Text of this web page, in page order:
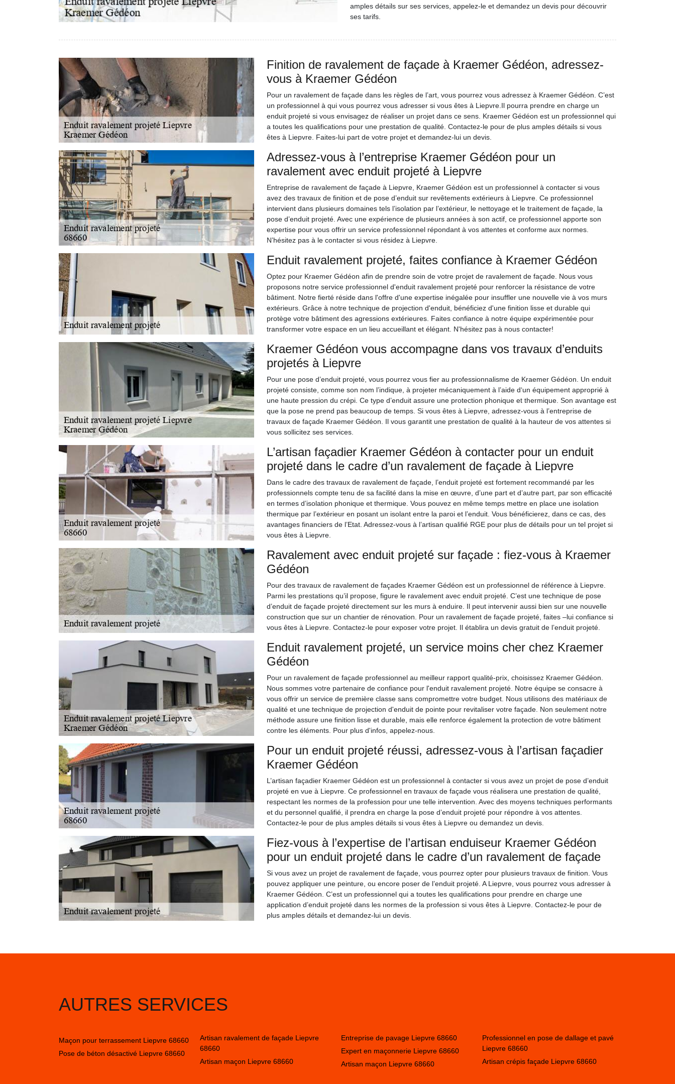
amples détails sur ses services, appelez-le et demandez un devis pour découvrir
ses tarifs.
Finition de ravalement de façade à Kraemer Gédéon, adressez-
vous à Kraemer Gédéon
Pour un ravalement de façade dans les règles de l’art, vous pourrez vous adressez à Kraemer Gédéon. C’est
un professionnel à qui vous pourrez vous adresser si vous êtes à Liepvre.Il pourra prendre en charge un
enduit projeté si vous envisagez de réaliser un projet dans ce sens. Kraemer Gédéon est un professionnel qui
a toutes les qualifications pour une prestation de qualité. Contactez-le pour de plus amples détails si vous
êtes à Liepvre. Faites-lui part de votre projet et demandez-lui un devis.
Adressez-vous à l’entreprise Kraemer Gédéon pour un
ravalement avec enduit projeté à Liepvre
Entreprise de ravalement de façade à Liepvre, Kraemer Gédéon est un professionnel à contacter si vous
avez des travaux de finition et de pose d’enduit sur revêtements extérieurs à Liepvre. Ce professionnel
intervient dans plusieurs domaines tels l’isolation par l’extérieur, le nettoyage et le traitement de façade, la
pose d’enduit projeté. Avec une expérience de plusieurs années à son actif, ce professionnel apporte son
expertise pour vous offrir un service professionnel répondant à vos attentes et conforme aux normes.
N’hésitez pas à le contacter si vous résidez à Liepvre.
Enduit ravalement projeté, faites confiance à Kraemer Gédéon
Optez pour Kraemer Gédéon afin de prendre soin de votre projet de ravalement de façade. Nous vous
proposons notre service professionnel d'enduit ravalement projeté pour renforcer la résistance de votre
bâtiment. Notre fierté réside dans l'offre d'une expertise inégalée pour insuffler une nouvelle vie à vos murs
extérieurs. Grâce à notre technique de projection d'enduit, bénéficiez d'une finition lisse et durable qui
protège votre bâtiment des agressions extérieures. Faites confiance à notre équipe expérimentée pour
transformer votre espace en un lieu accueillant et élégant. N'hésitez pas à nous contacter!
Kraemer Gédéon vous accompagne dans vos travaux d’enduits
projetés à Liepvre
Pour une pose d’enduit projeté, vous pourrez vous fier au professionnalisme de Kraemer Gédéon. Un enduit
projeté consiste, comme son nom l’indique, à projeter mécaniquement à l’aide d‘un équipement approprié à
une haute pression du crépi. Ce type d’enduit assure une protection phonique et thermique. Son avantage est
que la pose ne prend pas beaucoup de temps. Si vous êtes à Liepvre, adressez-vous à l’entreprise de
travaux de façade Kraemer Gédéon. Il vous garantit une prestation de qualité à la hauteur de vos attentes si
vous sollicitez ses services.
L’artisan façadier Kraemer Gédéon à contacter pour un enduit
projeté dans le cadre d’un ravalement de façade à Liepvre
Dans le cadre des travaux de ravalement de façade, l’enduit projeté est fortement recommandé par les
professionnels compte tenu de sa facilité dans la mise en œuvre, d’une part et d’autre part, par son efficacité
en termes d’isolation phonique et thermique. Vous pouvez en même temps mettre en place une isolation
thermique par l’extérieur en posant un isolant entre la paroi et l’enduit. Vous bénéficierez, dans ce cas, des
avantages financiers de l’Etat. Adressez-vous à l’artisan qualifié RGE pour plus de détails pour un tel projet si
vous êtes à Liepvre.
Ravalement avec enduit projeté sur façade : fiez-vous à Kraemer
Gédéon
Pour des travaux de ravalement de façades Kraemer Gédéon est un professionnel de référence à Liepvre.
Parmi les prestations qu’il propose, figure le ravalement avec enduit projeté. C’est une technique de pose
d’enduit de façade projeté directement sur les murs à enduire. Il peut intervenir aussi bien sur une nouvelle
construction que sur un chantier de rénovation. Pour un ravalement de façade projeté, faites –lui confiance si
vous êtes à Liepvre. Contactez-le pour exposer votre projet. Il établira un devis gratuit de l’enduit projeté.
Enduit ravalement projeté, un service moins cher chez Kraemer
Gédéon
Pour un ravalement de façade professionnel au meilleur rapport qualité-prix, choisissez Kraemer Gédéon.
Nous sommes votre partenaire de confiance pour l'enduit ravalement projeté. Notre équipe se consacre à
vous offrir un service de première classe sans compromettre votre budget. Nous utilisons des matériaux de
qualité et une technique de projection d'enduit de pointe pour revitaliser votre façade. Non seulement notre
méthode assure une finition lisse et durable, mais elle renforce également la protection de votre bâtiment
contre les éléments. Pour plus d'infos, appelez-nous.
Pour un enduit projeté réussi, adressez-vous à l’artisan façadier
Kraemer Gédéon
L’artisan façadier Kraemer Gédéon est un professionnel à contacter si vous avez un projet de pose d’enduit
projeté en vue à Liepvre. Ce professionnel en travaux de façade vous réalisera une prestation de qualité,
respectant les normes de la profession pour une telle intervention. Avec des moyens techniques performants
et du personnel qualifié, il prendra en charge la pose d’enduit projeté pour répondre à vos attentes.
Contactez-le pour de plus amples détails si vous êtes à Liepvre ou demandez un devis.
Fiez-vous à l’expertise de l’artisan enduiseur Kraemer Gédéon
pour un enduit projeté dans le cadre d’un ravalement de façade
Si vous avez un projet de ravalement de façade, vous pourrez opter pour plusieurs travaux de finition. Vous
pouvez appliquer une peinture, ou encore poser de l’enduit projeté. A Liepvre, vous pourrez vous adresser à
Kraemer Gédéon. C’est un professionnel qui a toutes les qualifications pour prendre en charge une
application d’enduit projeté dans les normes de la profession si vous êtes à Liepvre. Contactez-le pour de
plus amples détails et demandez-lui un devis.
AUTRES SERVICES
Maçon pour terrassement Liepvre 68660
Pose de béton désactivé Liepvre 68660
Artisan ravalement de façade Liepvre
68660
Artisan maçon Liepvre 68660
Entreprise de pavage Liepvre 68660
Expert en maçonnerie Liepvre 68660
Artisan maçon Liepvre 68660
Professionnel en pose de dallage et pavé
Liepvre 68660
Artisan crépis façade Liepvre 68660